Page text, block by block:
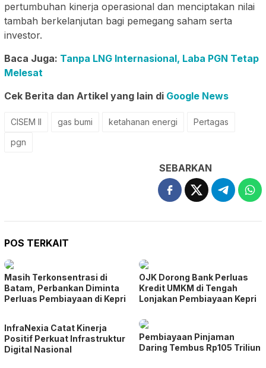
pertumbuhan kinerja operasional dan menciptakan nilai
tambah berkelanjutan bagi pemegang saham serta
investor.
Baca Juga: Tanpa LNG Internasional, Laba PGN Tetap
Melesat
Cek Berita dan Artikel yang lain di Google News
CISEM II gas bumi ketahanan energi
Pertagas
pgn
SEBARKAN
POS TERKAIT
Masih Terkonsentrasi di
Batam, Perbankan Diminta
Perluas Pembiayaan di Kepri
OJK Dorong Bank Perluas
Kredit UMKM di Tengah
Lonjakan Pembiayaan Kepri
InfraNexia Catat Kinerja
Positif Perkuat Infrastruktur
Digital Nasional
Pembiayaan Pinjaman
Daring Tembus Rp105 Triliun